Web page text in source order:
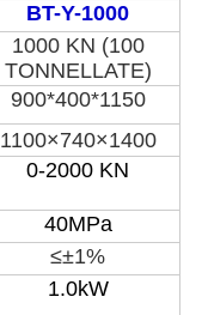
BT-Y-1000
1000 KN (100
TONNELLATE)
900*400*1150
1100×740×1400
0-2000 KN
40MPa
≤±1%
1.0kW